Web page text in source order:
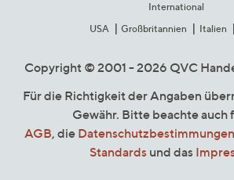
International
USA
Großbritannien Italien
Copyright © 2001 - 2026 QVC
Für die Richtigkeit der Angaben
Gewähr. Bitte beachte auch
AGB, die Datenschutzbestimmungen
Standards und das